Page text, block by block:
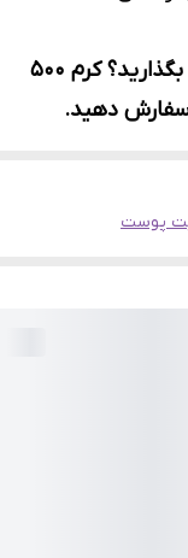
آماده‌اید خشکی را برای همیشه کنار بگذارید؟ کرم ۵۰۰
سفارش دهید.
پوست